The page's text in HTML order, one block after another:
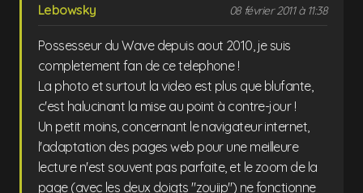
Lebowsky 08 février 2011 à 11:38
Possesseur du Wave depuis aout 2010, je suis
completement fan de ce telephone !
La photo et surtout la video est plus que blufante,
c'est halucinant la mise au point à contre-jour !
Un petit moins, concernant le navigateur internet,
l'adaptation des pages web pour une meilleure
lecture n'est souvent pas parfaite, et le zoom de la
page (avec les deux doigts "zouiip") ne fonctionne